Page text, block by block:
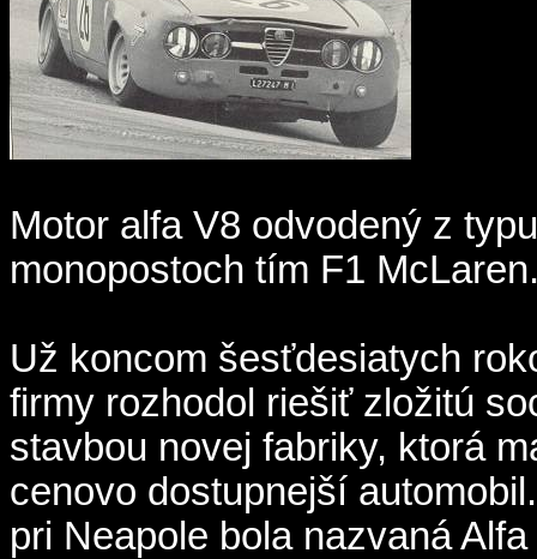
Motor alfa V8 odvodený z
monopostoch tím F1
Už koncom šesťdesiatych
firmy rozhodol riešiť zložitú
stavbou novej fabriky, ktorá
cenovo dostupnejší
pri Neapole bola nazvaná